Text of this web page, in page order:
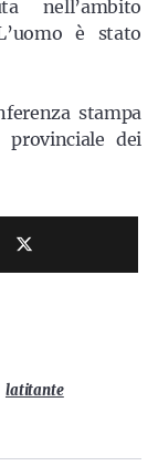
nell’ambito
è stato
stampa
dei
latitante